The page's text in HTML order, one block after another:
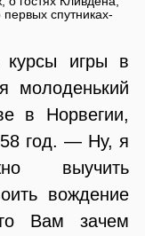
спутниках-
игры в
молоденький
в Норвегии,
год. — Ну, я
выучить
вождение
Вам зачем